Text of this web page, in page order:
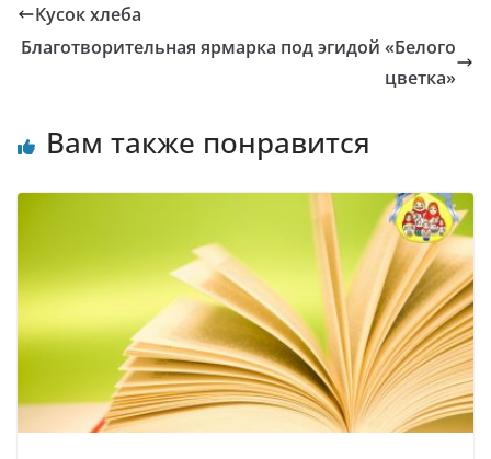
Кусок хлеба
Благотворительная ярмарка под эгидой «Белого
цветка»
Вам также понравится